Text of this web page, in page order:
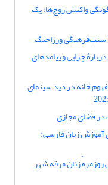
واکنش زوج‌ها؛ یک
سنتِ‌فرهنگیِ ورزاجنگ
چرایی‌ و پیامدهای
خانه در دید سینمای
در فضای مجازی
آموزش زبان فارسی:
زنان مرفه شهر